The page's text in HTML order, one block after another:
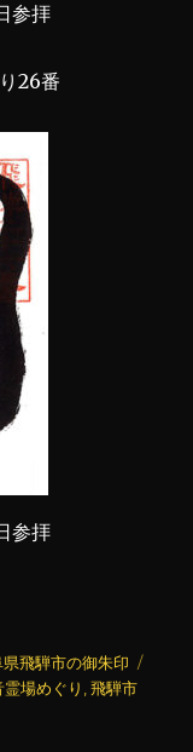
参拝
26番
参拝
県飛騨市の御朱印
場めぐり ,飛騨市